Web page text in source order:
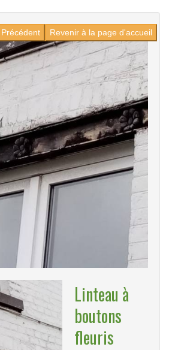
Revenir à la page d'accueil
Linteau à
boutons
fleuris